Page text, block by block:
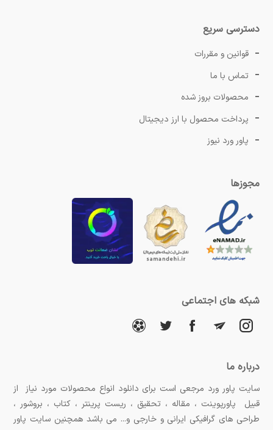
دسترسی سریع
قوانین و مقررات
تماس با ما
محصولات بروز شده
پرداخت محصول با ارز دیجیتال
پاور ورد نیوز
مجوزها
شبکه های اجتماعی
درباره ما
سایت پاور ورد مرجعی است برای دانلود انواع محصولات مورد نیاز از
قبیل پاورپوینت ، مقاله ، تحقیق ، ریست پرینتر ، کتاب ، بروشور ،
طراحی های گرافیکی ایرانی و خارجی و... می باشد همچنین سایت پاور